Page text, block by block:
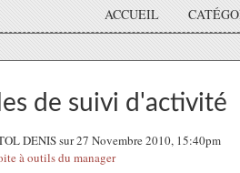
ACCUEIL
de suivi d'activité
DENIS sur 27 Novembre 2010, 15:40pm
à outils du manager